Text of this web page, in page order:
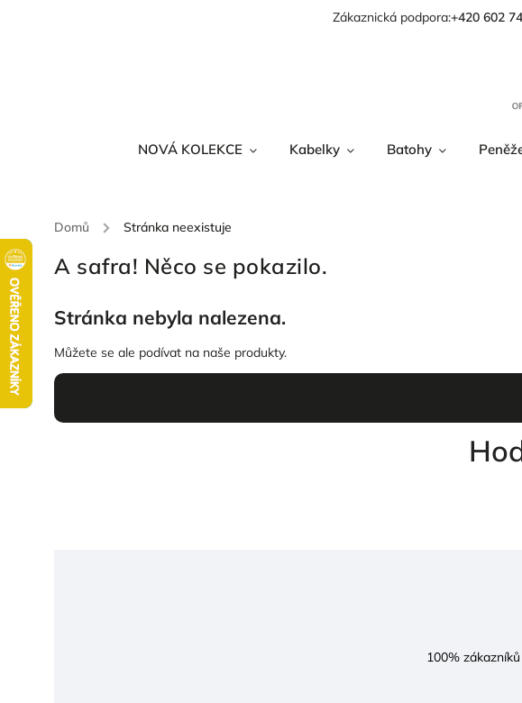
Zákaznická podpora:+420 602
NOVÁ KOLEKCE Kabelky Batohy
Domů / Stránka neexistuje
A safra! Něco se pokazilo.
Stránka nebyla nalezena.
Můžete se ale podívat na naše produkty.
100%